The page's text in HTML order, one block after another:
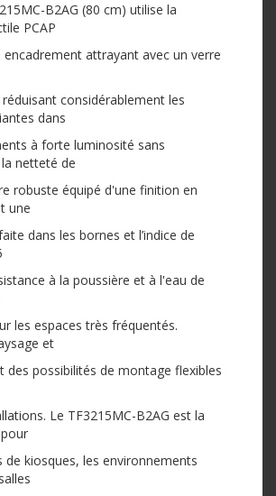
B2AG (80 cm) utilise la
PCAP
attrayant avec un verre
considérablement les
dans
à forte luminosité sans
netteté de
robuste équipé d'une finition en
une
dans les bornes et l’indice de
à la poussière et à l'eau de
les espaces très fréquentés.
et
des possibilités de montage flexibles
Le TF3215MC-B2AG est la
de kiosques, les environnements